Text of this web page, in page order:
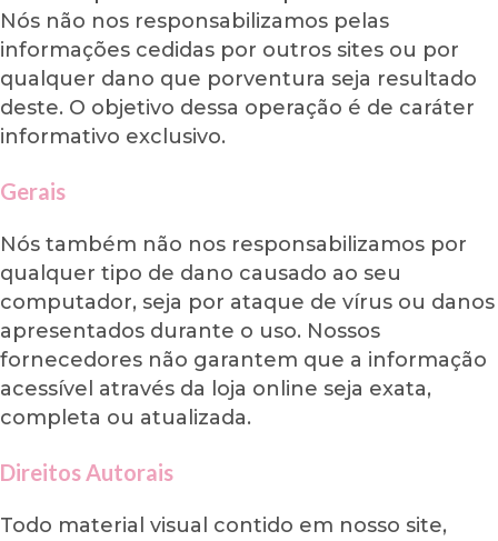
Nós não nos responsabilizamos pelas
informações cedidas por outros sites ou por
qualquer dano que porventura seja resultado
deste. O objetivo dessa operação é de caráter
informativo exclusivo.
Gerais
Nós também não nos responsabilizamos por
qualquer tipo de dano causado ao seu
computador, seja por ataque de vírus ou danos
apresentados durante o uso. Nossos
fornecedores não garantem que a informação
acessível através da loja online seja exata,
completa ou atualizada.
Direitos Autorais
Todo material visual contido em nosso site,